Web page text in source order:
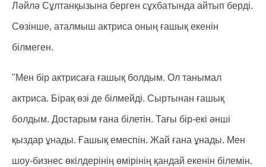
Ләйлә Сұлтанқызына берген сұхбатында айтып берді.
Сөзінше, аталмыш актриса оның ғашық екенін
білмеген.
"Мен бір актрисаға ғашық болдым. Ол танымал
актриса. Бірақ өзі де білмейді. Сыртынан ғашық
болдым. Достарым ғана білетін. Тағы бір-екі әнші
қыздар ұнады. Ғашық емеспін. Жай ғана ұнады. Мен
шоу-бизнес өкілдерінің өмірінің қандай екенін білемін.